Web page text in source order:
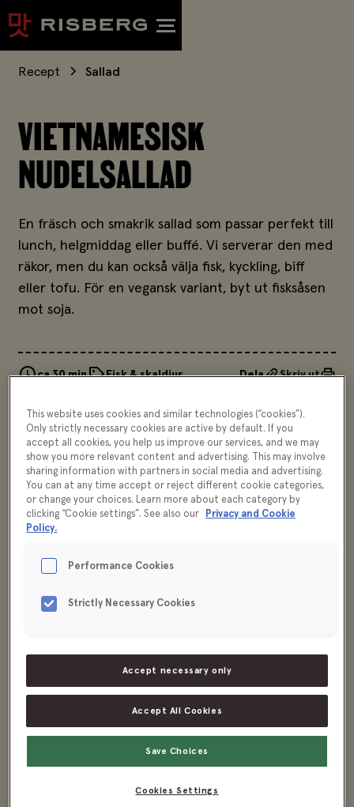
Recept Sallad
VIETNAMESISK
NUDELSALLAD
En fräsch och smakrik sallad som passar perfekt till
lunch, helgmiddag eller buffé. Vi serverar den med
räkor, men du kan också välja fisk, kyckling, biff
eller tofu. För en vegansk variant, byt ut fisksåsen
mot soja.
ca 30 min Fisk & skaldjur Dela Skriv ut
This website uses cookies and similar technologies (“cookies”).
Only strictly necessary cookies are active by default. If you
accept all cookies, you help us improve our services, and we may
show you more relevant content and advertising. This may involve
sharing information with partners in social media and advertising.
You can at any time accept or reject different cookie categories,
or change your choices. Learn more about each category by
clicking “Cookie settings”. See also our
Privacy and Cookie
Policy.
Performance Cookies
Strictly Necessary Cookies
Accept necessary only
Accept All Cookies
Save Choices
Cookies Settings